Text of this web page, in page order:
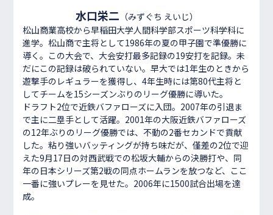
水口栄二 （みずぐち えいじ）
松山商業高校から早稲田大学人間科学部スポーツ科学科に
進学。松山商で主将として1986年の夏の甲子園で準優勝に
導く。この大会で、大会安打最多記録の19安打を記録。未
だにこの記録は破られていない。早大では1年生のときから
遊撃手のレギュラーを獲得し、4年生時には第80代主将と
してチームを15シーズンぶりのリーグ優勝に導いた。
ドラフト2位で近鉄バファローズに入団。2007年の引退ま
で主に二塁手として活躍。2001年の大阪近鉄バファローズ
の12年ぶりのリーグ優勝では、不動の2番セカンドで貢献
した。粘り強いバッティングが持ち味だが、僅差の2位で迎
えた9月17日の対西武戦での松坂大輔からの決勝打や、同
年の日本シリーズ第2戦の同点ホームランを放つなど、ここ
一番に強いプレーを見せた。2006年に1500試合出場を達
成。